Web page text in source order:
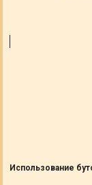
Использование